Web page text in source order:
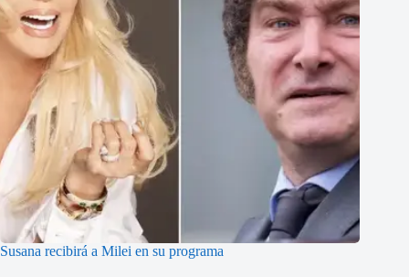
Susana recibirá a Milei en su programa